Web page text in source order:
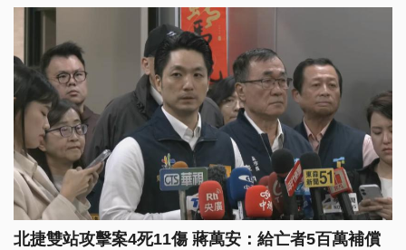
北捷雙站攻擊案4死11傷 蔣萬安：給亡者5百萬補償